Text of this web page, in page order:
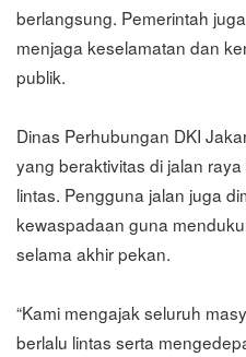
berlangsung. Pemerintah
menjaga keselamatan dan
publik.
Dinas Perhubungan DKI
yang beraktivitas di jalan
lintas. Pengguna jalan juga
kewaspadaan guna
selama akhir pekan.
“Kami mengajak seluruh
berlalu lintas serta